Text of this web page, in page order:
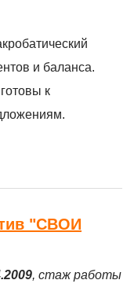
и баланса.
к
"СВОИ
, стаж работы